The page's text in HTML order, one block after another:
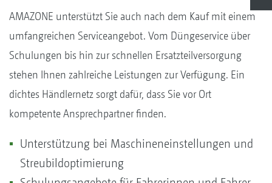
AMAZONE unterstützt Sie auch nach dem Kauf mit einem
umfangreichen Serviceangebot. Vom Düngeservice über
Schulungen bis hin zur schnellen Ersatzteilversorgung
stehen Ihnen zahlreiche Leistungen zur Verfügung. Ein
dichtes Händlernetz sorgt dafür, dass Sie vor Ort
kompetente Ansprechpartner finden.
Unterstützung bei Maschineneinstellungen und
Streubildoptimierung